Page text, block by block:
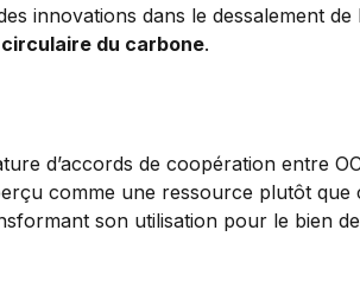
innovations dans le dessalement de
du carbone.
d’accords de coopération entre
comme une ressource plutôt que
son utilisation pour le bien de